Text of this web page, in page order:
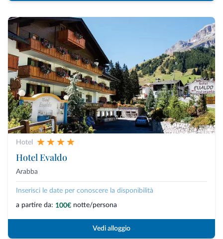
Hotel
Hotel Evaldo
Arabba
Inserisci le date per conoscere la disponibilità
a partire da: 100€ notte/persona
Vedi alloggio